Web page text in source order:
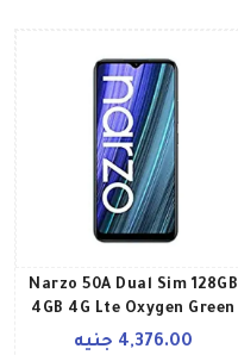
Narzo 50A Dual Sim 128GB
4GB 4G Lte Oxygen Green
4,376.00 جنيه